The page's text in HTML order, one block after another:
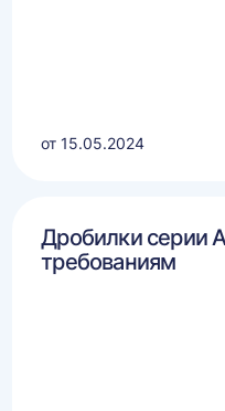
от 15.05.2024
Дробилки серии
требованиям